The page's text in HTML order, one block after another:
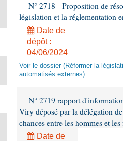
N° 2718 - Proposition de
législation et la réglementation
Date de
dépôt :
04/06/2024
Voir le dossier (Réformer la
automatisés externes)
N° 2719 rapport
Viry déposé par la délégation
chances entre les hommes et
Date de